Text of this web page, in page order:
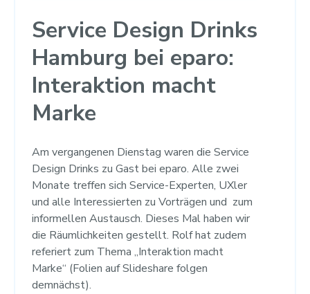
Service Design Drinks
Hamburg bei eparo:
Interaktion macht
Marke
Am vergangenen Dienstag waren die Service
Design Drinks zu Gast bei eparo. Alle zwei
Monate treffen sich Service-Experten, UXler
und alle Interessierten zu Vorträgen und zum
informellen Austausch. Dieses Mal haben wir
die Räumlichkeiten gestellt. Rolf hat zudem
referiert zum Thema „Interaktion macht
Marke“ (Folien auf Slideshare folgen
demnächst).